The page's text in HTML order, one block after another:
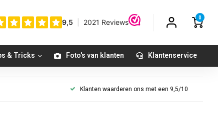
0
& Tricks Foto's van klanten Klantenservice
Klanten waarderen ons met een 9,5/10